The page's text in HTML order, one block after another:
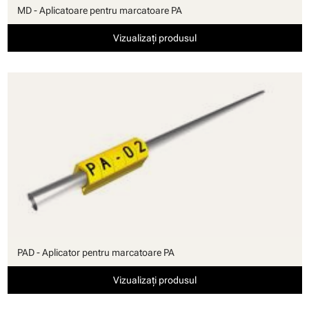
MD - Aplicatoare pentru marcatoare PA
Vizualizați produsul
PAD - Aplicator pentru marcatoare PA
Vizualizați produsul